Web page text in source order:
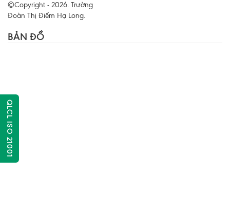
©Copyright - 2026. Trường
Đoàn Thị Điểm Hạ Long.
BẢN ĐỒ
QLCL ISO 21001